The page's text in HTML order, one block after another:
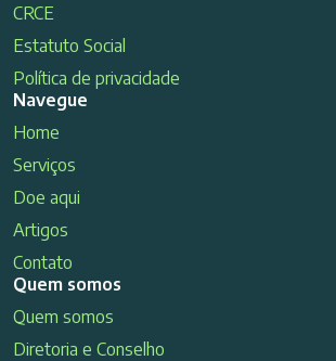
CRCE
Estatuto Social
Política de privacidade
Navegue
Home
Serviços
Doe aqui
Artigos
Contato
Quem somos
Quem somos
Diretoria e Conselho